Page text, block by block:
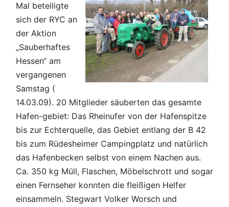
Mal beteiligte
sich der RYC an
der Aktion
„Sauberhaftes
Hessen“ am
vergangenen
Samstag (
14.03.09). 20 Mitglieder säuberten das gesamte
Hafen-gebiet: Das Rheinufer von der Hafenspitze
bis zur Echterquelle, das Gebiet entlang der B 42
bis zum Rüdesheimer Campingplatz und natürlich
das Hafenbecken selbst von einem Nachen aus.
Ca. 350 kg Müll, Flaschen, Möbelschrott und sogar
einen Fernseher konnten die fleißigen Helfer
einsammeln. Stegwart Volker Worsch und